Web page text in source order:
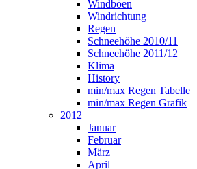
Windböen
Windrichtung
Regen
Schneehöhe 2010/11
Schneehöhe 2011/12
Klima
History
min/max Regen Tabelle
min/max Regen Grafik
2012
Januar
Februar
März
April